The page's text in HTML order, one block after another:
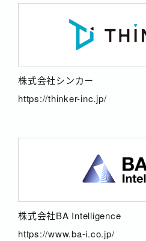
株式会社シンカー
https://thinker-inc.jp/
株式会社BA Intelligence
https://www.ba-i.co.jp/